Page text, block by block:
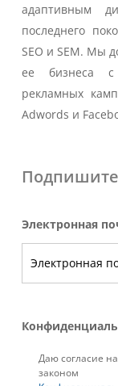
адаптивным
последнего
SEO и SEM. Мы
ее бизнеса
рекламных
Adwords и
Электронная
Даю согласие
законом